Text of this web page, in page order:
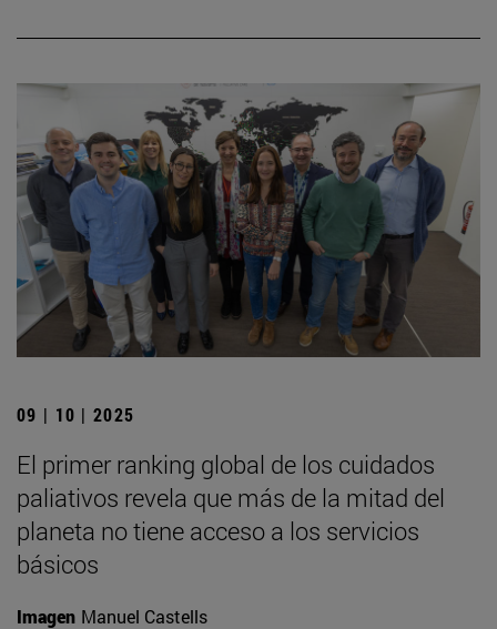
09 | 10 | 2025
El primer ranking global de los cuidados
paliativos revela que más de la mitad del
planeta no tiene acceso a los servicios
básicos
Imagen Manuel Castells